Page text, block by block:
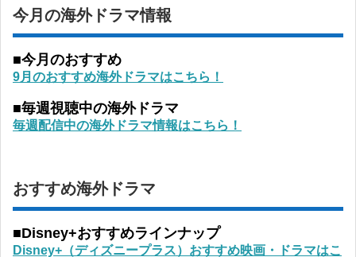
今月の海外ドラマ情報
■今月のおすすめ
9月のおすすめ海外ドラマはこちら！
■毎週視聴中の海外ドラマ
毎週配信中の海外ドラマ情報はこちら！
おすすめ海外ドラマ
■Disney+おすすめラインナップ
Disney+（ディズニープラス）おすすめ映画・ドラマはこ